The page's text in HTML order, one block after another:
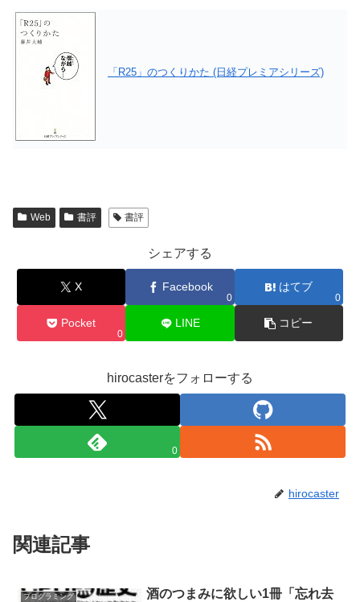
「R25」のつくりかた (日経プレミアシリーズ)
Web 書評 書評
シェアする
X Facebook
0
はてブ
0
Pocket
0
LINE コピー
hirocasterをフォローする
0
hirocaster
関連記事
プログラミング
酒のつまみに欲しい1冊「忘れ去